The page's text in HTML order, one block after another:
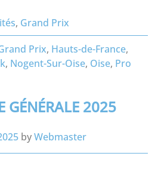
, Grand Prix
Prix, Hauts-de-France,
, Nogent-Sur-Oise, Oise, Pro
GÉNÉRALE 2025
byWebmaster